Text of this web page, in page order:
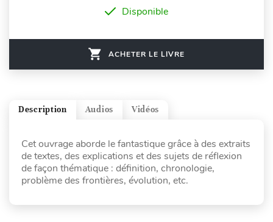
Disponible
ACHETER LE LIVRE
Vidéos
Audios
Description
Cet ouvrage aborde le fantastique grâce à des extraits
de textes, des explications et des sujets de réflexion
de façon thématique : définition, chronologie,
problème des frontières, évolution, etc.